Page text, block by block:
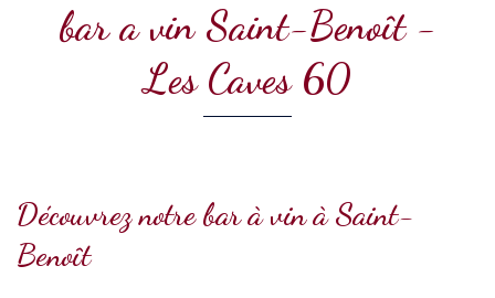
bar a vin Saint-Benoît -
Les Caves 60
Découvrez notre bar à vin à Saint-
Benoît